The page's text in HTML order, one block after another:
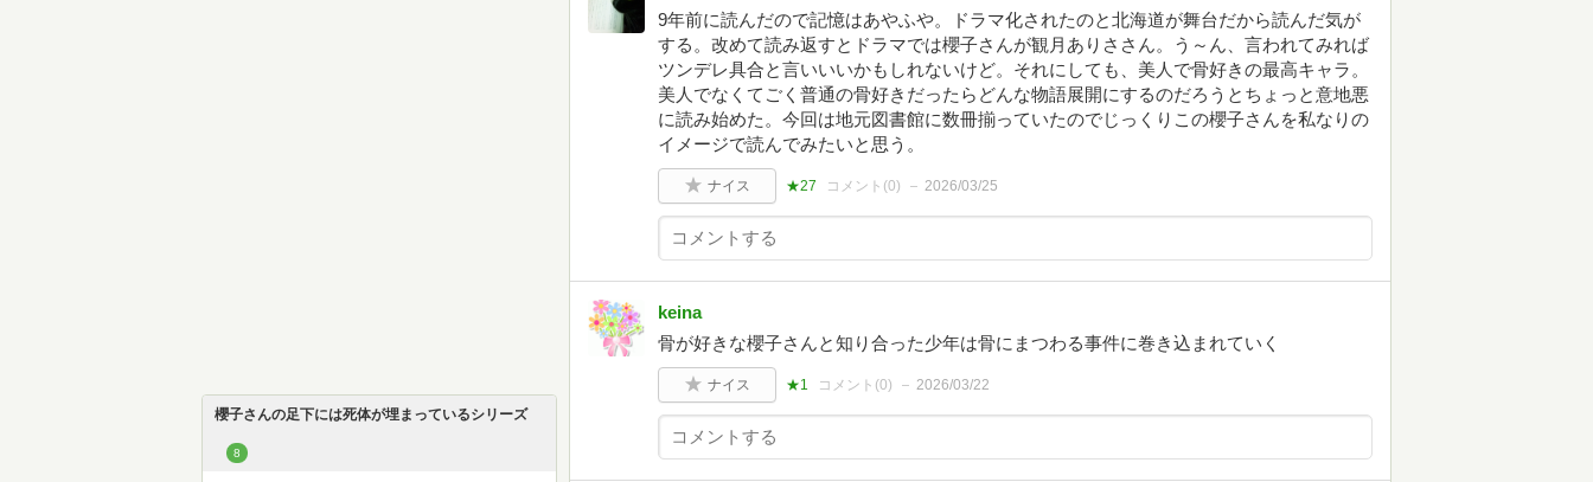
櫻子さんの足下には死体が埋まっているシリーズ
8
9年前に読んだので記憶はあやふや。ドラマ化されたのと北海道が舞台だから読んだ気が
する。改めて読み返すとドラマでは櫻子さんが観月ありささん。う～ん、言われてみれば
ツンデレ具合と言いいいかもしれないけど。それにしても、美人で骨好きの最高キャラ。
美人でなくてごく普通の骨好きだったらどんな物語展開にするのだろうとちょっと意地悪
に読み始めた。今回は地元図書館に数冊揃っていたのでじっくりこの櫻子さんを私なりの
イメージで読んでみたいと思う。
ナイス ★27 コメント(0) 2026/03/25
keina
骨が好きな櫻子さんと知り合った少年は骨にまつわる事件に巻き込まれていく
ナイス ★1 コメント(0) 2026/03/22